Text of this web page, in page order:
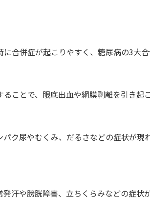
合併症が起こりやすく、糖尿病の3大合
ことで、眼底出血や網膜剥離を引き起
ク尿やむくみ、だるさなどの症状が現
汗や膀胱障害、立ちくらみなどの症状